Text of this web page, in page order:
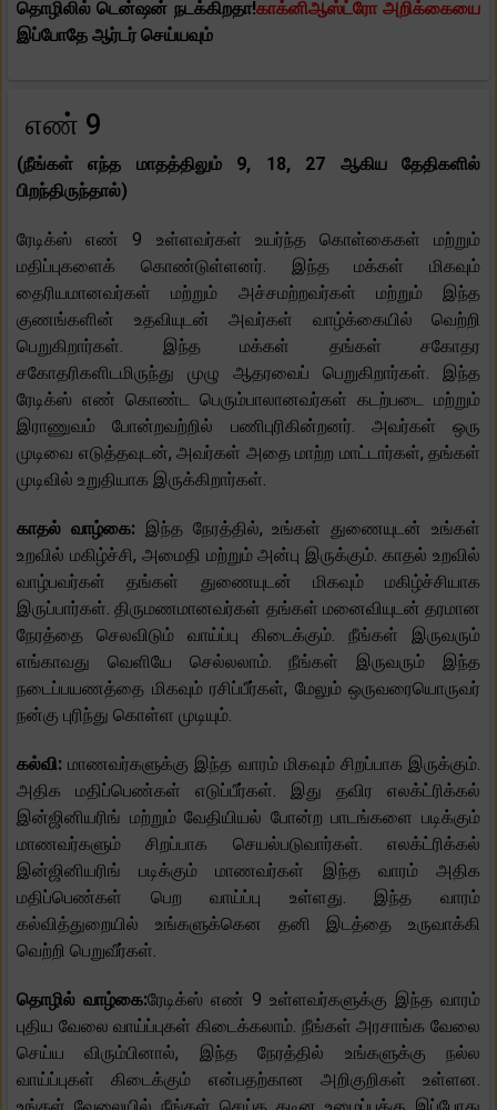
தொழிலில் டென்ஷன் நடக்கிறதா!காக்னிஆஸ்ட்ரோ அறிக்கையை
இப்போதே ஆர்டர் செய்யவும்
எண் 9
(நீங்கள் எந்த மாதத்திலும் 9, 18, 27 ஆகிய தேதிகளில்
பிறந்திருந்தால்)
ரேடிக்ஸ் எண் 9 உள்ளவர்கள் உயர்ந்த கொள்கைகள் மற்றும்
மதிப்புகளைக் கொண்டுள்ளனர். இந்த மக்கள் மிகவும்
தைரியமானவர்கள் மற்றும் அச்சமற்றவர்கள் மற்றும் இந்த
குணங்களின் உதவியுடன் அவர்கள் வாழ்க்கையில் வெற்றி
பெறுகிறார்கள். இந்த மக்கள் தங்கள் சகோதர
சகோதரிகளிடமிருந்து முழு ஆதரவைப் பெறுகிறார்கள். இந்த
ரேடிக்ஸ் எண் கொண்ட பெரும்பாலானவர்கள் கடற்படை மற்றும்
இராணுவம் போன்றவற்றில் பணிபுரிகின்றனர். அவர்கள் ஒரு
முடிவை எடுத்தவுடன், அவர்கள் அதை மாற்ற மாட்டார்கள், தங்கள்
முடிவில் உறுதியாக இருக்கிறார்கள்.
காதல் வாழ்கை: இந்த நேரத்தில், உங்கள் துணையுடன் உங்கள்
உறவில் மகிழ்ச்சி, அமைதி மற்றும் அன்பு இருக்கும். காதல் உறவில்
வாழ்பவர்கள் தங்கள் துணையுடன் மிகவும் மகிழ்ச்சியாக
இருப்பார்கள். திருமணமானவர்கள் தங்கள் மனைவியுடன் தரமான
நேரத்தை செலவிடும் வாய்ப்பு கிடைக்கும். நீங்கள் இருவரும்
எங்காவது வெளியே செல்லலாம். நீங்கள் இருவரும் இந்த
நடைப்பயணத்தை மிகவும் ரசிப்பீர்கள், மேலும் ஒருவரையொருவர்
நன்கு புரிந்து கொள்ள முடியும்.
கல்வி: மாணவர்களுக்கு இந்த வாரம் மிகவும் சிறப்பாக இருக்கும்.
அதிக மதிப்பெண்கள் எடுப்பீர்கள். இது தவிர எலக்ட்ரிக்கல்
இன்ஜினியரிங் மற்றும் வேதியியல் போன்ற பாடங்களை படிக்கும்
மாணவர்களும் சிறப்பாக செயல்படுவார்கள். எலக்ட்ரிக்கல்
இன்ஜினியரிங் படிக்கும் மாணவர்கள் இந்த வாரம் அதிக
மதிப்பெண்கள் பெற வாய்ப்பு உள்ளது. இந்த வாரம்
கல்வித்துறையில் உங்களுக்கென தனி இடத்தை உருவாக்கி
வெற்றி பெறுவீர்கள்.
தொழில் வாழ்கை:ரேடிக்ஸ் எண் 9 உள்ளவர்களுக்கு இந்த வாரம்
புதிய வேலை வாய்ப்புகள் கிடைக்கலாம். நீங்கள் அரசாங்க வேலை
செய்ய விரும்பினால், இந்த நேரத்தில் உங்களுக்கு நல்ல
வாய்ப்புகள் கிடைக்கும் என்பதற்கான அறிகுறிகள் உள்ளன.